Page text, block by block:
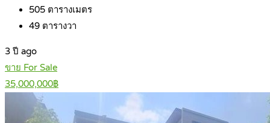
505 ตารางเมตร
49 ตารางวา
3 ปี ago
ขาย For Sale
35,000,000฿